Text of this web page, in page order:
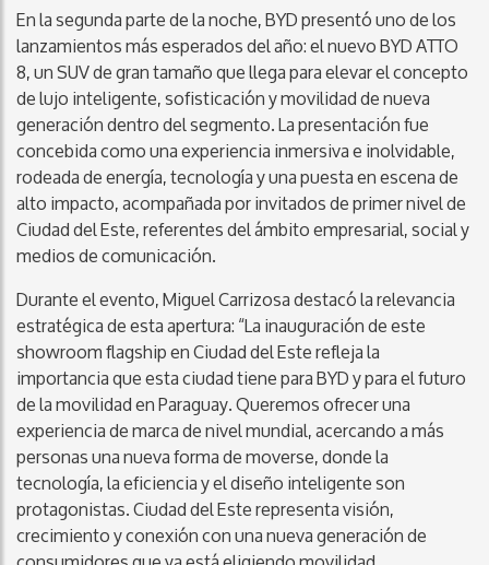
En la segunda parte de la noche, BYD presentó uno de los
lanzamientos más esperados del año: el nuevo BYD ATTO
8, un SUV de gran tamaño que llega para elevar el concepto
de lujo inteligente, sofisticación y movilidad de nueva
generación dentro del segmento. La presentación fue
concebida como una experiencia inmersiva e inolvidable,
rodeada de energía, tecnología y una puesta en escena de
alto impacto, acompañada por invitados de primer nivel de
Ciudad del Este, referentes del ámbito empresarial, social y
medios de comunicación.
Durante el evento, Miguel Carrizosa destacó la relevancia
estratégica de esta apertura: “La inauguración de este
showroom flagship en Ciudad del Este refleja la
importancia que esta ciudad tiene para BYD y para el futuro
de la movilidad en Paraguay. Queremos ofrecer una
experiencia de marca de nivel mundial, acercando a más
personas una nueva forma de moverse, donde la
tecnología, la eficiencia y el diseño inteligente son
protagonistas. Ciudad del Este representa visión,
crecimiento y conexión con una nueva generación de